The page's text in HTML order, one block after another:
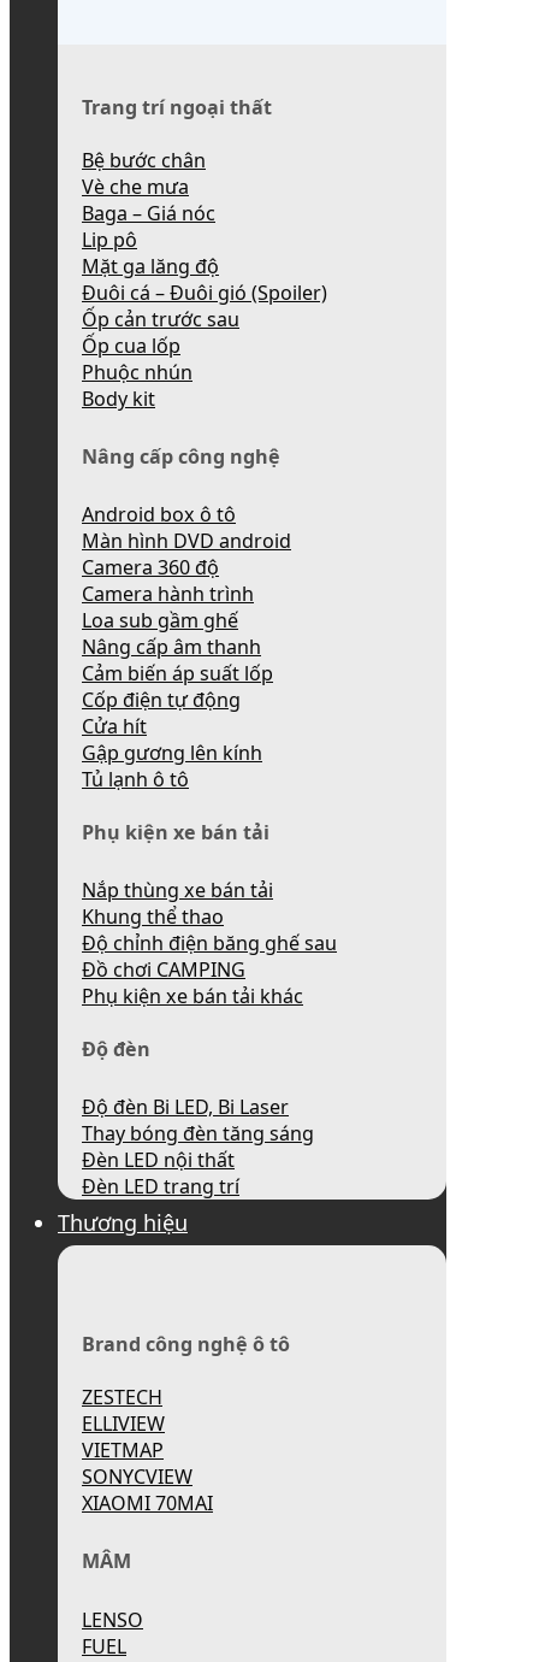
Trang trí ngoại thất
Bệ bước chân
Vè che mưa
Baga – Giá nóc
Lip pô
Mặt ga lăng độ
Đuôi cá – Đuôi gió (Spoiler)
Ốp cản trước sau
Ốp cua lốp
Phuộc nhún
Body kit
Nâng cấp công nghệ
Android box ô tô
Màn hình DVD android
Camera 360 độ
Camera hành trình
Loa sub gầm ghế
Nâng cấp âm thanh
Cảm biến áp suất lốp
Cốp điện tự động
Cửa hít
Gập gương lên kính
Tủ lạnh ô tô
Phụ kiện xe bán tải
Nắp thùng xe bán tải
Khung thể thao
Độ chỉnh điện băng ghế sau
Đồ chơi CAMPING
Phụ kiện xe bán tải khác
Độ đèn
Độ đèn Bi LED, Bi Laser
Thay bóng đèn tăng sáng
Đèn LED nội thất
Đèn LED trang trí
Thương hiệu
Brand công nghệ ô tô
ZESTECH
ELLIVIEW
VIETMAP
SONYCVIEW
XIAOMI 70MAI
MÂM
LENSO
FUEL